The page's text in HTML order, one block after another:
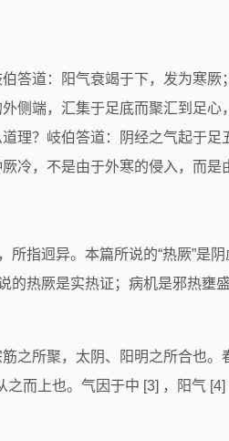
答道：阳气衰竭于下，发为寒
侧端，汇集于足底而聚汇到足
理？岐伯答道：阴经之气起于
冷，不是由于外寒的侵入，而是
指迥异。本篇所说的“热厥”是
的热厥是实热证；病机是邪热壅
之所聚，太阴、阳明之所合也
而上也。气因于中 [3] ，阳气